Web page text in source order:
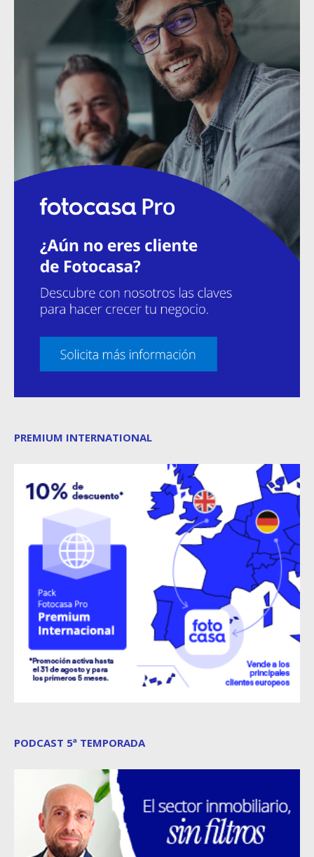
PREMIUM INTERNATIONAL
PODCAST 5ª TEMPORADA